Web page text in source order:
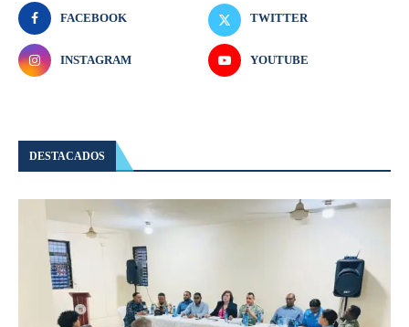
FACEBOOK TWITTER
INSTAGRAM YOUTUBE
DESTACADOS